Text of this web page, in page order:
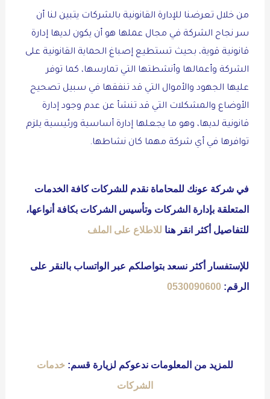
من خلال تعرضنا للإدارة القانونية بالشركات يتبين لنا أن
سر نجاح الشركة في مجال عملها هو أن يكون لديها إدارة
قانونية قوية، بحيث تستطيع إصباغ الحماية القانونية على
الشركة وأعمالها وأنشطتها التي تمارسها، كما توفر
عليها الجهود والأموال التي قد تنفقها في سبيل تصحيح
الأوضاع والمشكلات التي قد تنشأ عن عدم وجود إدارة
قانونية لديها، وهو ما يجعلها إدارة أساسية ورئيسية يلزم
توافرها في أي شركة مهما كان نشاطها.
في شركة عونك للمحاماة نقدم للشركات كافة الخدمات
المتعلقة بإدارة الشركات وتأسيس الشركات بكافة أنواعها،
للتفاصيل أكثر انقر هنا للاطلاع على الملف
للإستفسار أكثر نسعد بتواصلكم عبر الواتساب بالنقر على
الرقم:0530090600
للمزيد من المعلومات ندعوكم لزيارة قسم: خدمات
الشركات